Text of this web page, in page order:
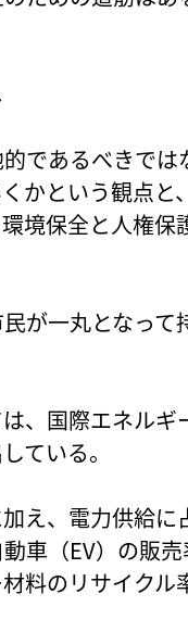
であるべきでは
かという観点と
境保全と人権保
が一丸となって
、国際エネルギ
ている。
え、電力供給に
車（EV）の販
料のリサイクル